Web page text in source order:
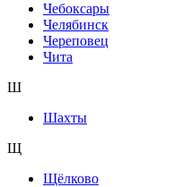
Чебоксары
Челябинск
Череповец
Чита
Ш
Шахты
Щ
Щёлково